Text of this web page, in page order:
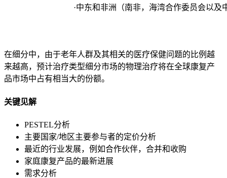
·中东和非洲（南非，海湾合作委员会以及
在细分中，由于老年人群及其相关的医疗保健问题的比例越
来越高，预计治疗类型细分市场的物理治疗将在全球康复产
品市场中占有相当大的份额。
关键见解
PESTEL分析
主要国家/地区主要参与者的定价分析
最近的行业发展，例如合作伙伴，合并和收购
家庭康复产品的最新进展
需求分析